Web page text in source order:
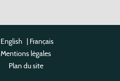
English | Français
Mentions légales
Plan du site